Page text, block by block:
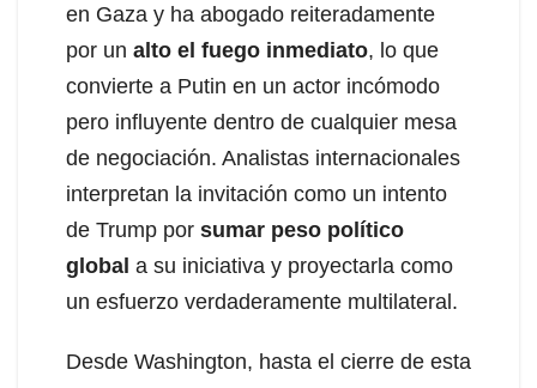
en Gaza y ha abogado reiteradamente
por un alto el fuego inmediato, lo que
convierte a Putin en un actor incómodo
pero influyente dentro de cualquier mesa
de negociación. Analistas internacionales
interpretan la invitación como un intento
de Trump por sumar peso político
global a su iniciativa y proyectarla como
un esfuerzo verdaderamente multilateral.
Desde Washington, hasta el cierre de esta